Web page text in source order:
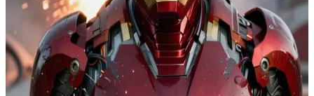
Iron Man